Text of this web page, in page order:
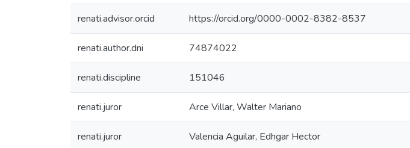
renati.advisor.orcid https://orcid.org/0000-0002-8382-8537
renati.author.dni 74874022
renati.discipline 151046
renati.juror Arce Villar, Walter Mariano
renati.juror Valencia Aguilar, Edhgar Hector